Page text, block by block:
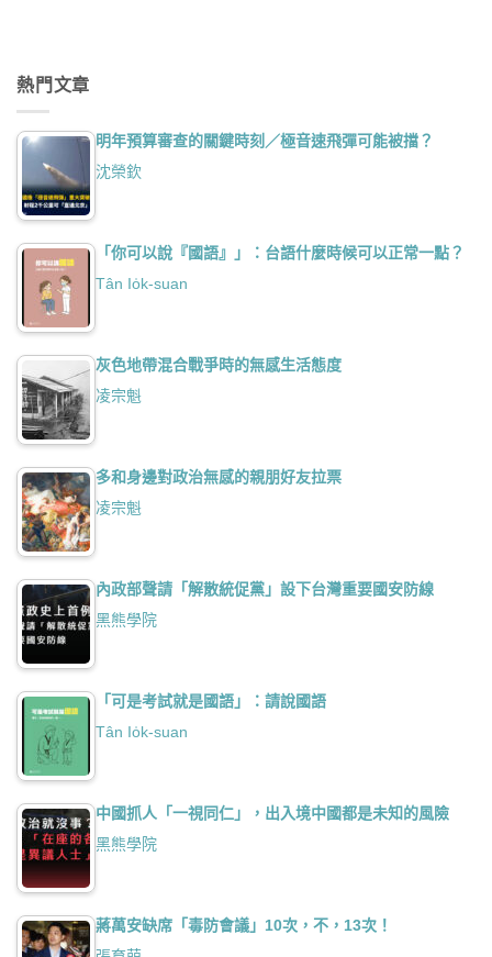
熱門文章
明年預算審查的關鍵時刻／極音速飛彈可能被擋？
沈榮欽
「你可以說『國語』」：台語什麼時候可以正常一點？
Tân Io̍k-suan
灰色地帶混合戰爭時的無感生活態度
凌宗魁
多和身邊對政治無感的親朋好友拉票
凌宗魁
內政部聲請「解散統促黨」設下台灣重要國安防線
黑熊學院
「可是考試就是國語」：請說國語
Tân Io̍k-suan
中國抓人「一視同仁」，出入境中國都是未知的風險
黑熊學院
蔣萬安缺席「毒防會議」10次，不，13次！